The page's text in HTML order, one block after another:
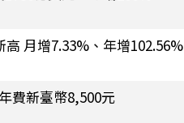
月增7.33%、年增102.56%
費新臺幣8,500元